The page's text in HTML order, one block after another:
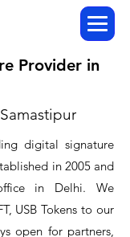
Provider in
digital signature
in 2005 and
in Delhi. We
USB Tokens to our
open for partners,